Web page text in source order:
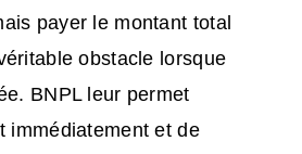
payer le montant total
obstacle lorsque
BNPL leur permet
immédiatement et de